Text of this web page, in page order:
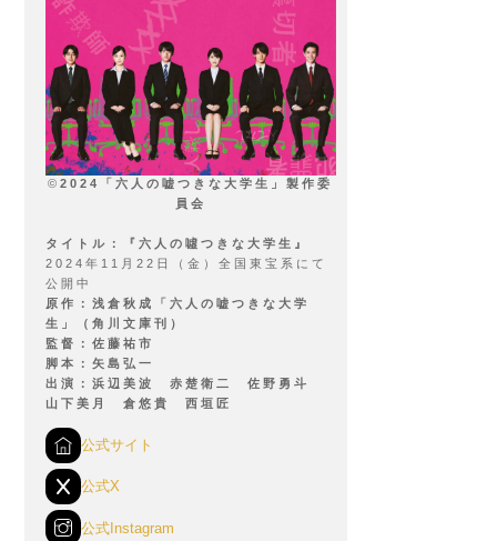
©2024
「六人の嘘つきな大学生」製作委
員会
タイトル：『六人の噓つきな大学生 』
2024年11月22日（金）全国東宝系にて
公開中
原作：浅倉秋成「六人の嘘つきな大学
生」（角川文庫刊）
監督：佐藤祐市
脚本：矢島弘一
出演：浜辺美波 赤楚衛二 佐野勇斗
山下美月 倉悠貴 西垣匠
公式サイト
公式X
公式Instagram